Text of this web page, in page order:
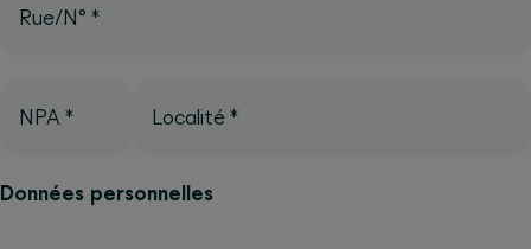
Rue/N° *
NPA * Localité *
Données personnelles